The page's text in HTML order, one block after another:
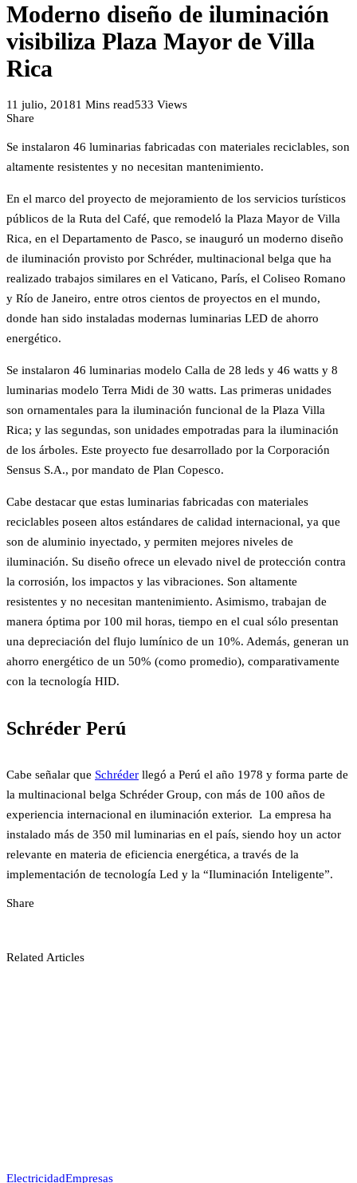
Moderno diseño de iluminación
visibiliza Plaza Mayor de Villa
Rica
11 julio, 20181 Mins read533 Views
Share
Se instalaron 46 luminarias fabricadas con materiales reciclables, son
altamente resistentes y no necesitan mantenimiento.
En el marco del proyecto de mejoramiento de los servicios turísticos
públicos de la Ruta del Café, que remodeló la Plaza Mayor de Villa
Rica, en el Departamento de Pasco, se inauguró un moderno diseño
de iluminación provisto por Schréder, multinacional belga que ha
realizado trabajos similares en el Vaticano, París, el Coliseo Romano
y Río de Janeiro, entre otros cientos de proyectos en el mundo,
donde han sido instaladas modernas luminarias LED de ahorro
energético.
Se instalaron 46 luminarias modelo Calla de 28 leds y 46 watts y 8
luminarias modelo Terra Midi de 30 watts. Las primeras unidades
son ornamentales para la iluminación funcional de la Plaza Villa
Rica; y las segundas, son unidades empotradas para la iluminación
de los árboles. Este proyecto fue desarrollado por la Corporación
Sensus S.A., por mandato de Plan Copesco.
Cabe destacar que estas luminarias fabricadas con materiales
reciclables poseen altos estándares de calidad internacional, ya que
son de aluminio inyectado, y permiten mejores niveles de
iluminación. Su diseño ofrece un elevado nivel de protección contra
la corrosión, los impactos y las vibraciones. Son altamente
resistentes y no necesitan mantenimiento. Asimismo, trabajan de
manera óptima por 100 mil horas, tiempo en el cual sólo presentan
una depreciación del flujo lumínico de un 10%. Además, generan un
ahorro energético de un 50% (como promedio), comparativamente
con la tecnología HID.
Schréder Perú
Cabe señalar que Schréder llegó a Perú el año 1978 y forma parte de
la multinacional belga Schréder Group, con más de 100 años de
experiencia internacional en iluminación exterior. La empresa ha
instalado más de 350 mil luminarias en el país, siendo hoy un actor
relevante en materia de eficiencia energética, a través de la
implementación de tecnología Led y la “Iluminación Inteligente”.
Share
Related Articles
ElectricidadEmpresas